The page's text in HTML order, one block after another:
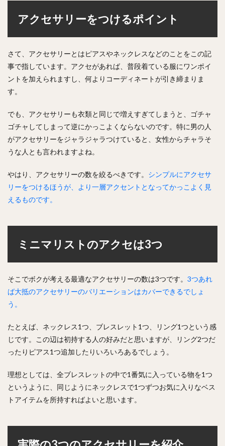
アクセサリーをつけるポイント
さて、アクセサリーとはピアスやネックレスなどのことをこの記
事で指しています。アクセがあれば、普段着ている服にワンポイ
ントを加えられますし、何よりコーディネートが引き締まりま
す。
でも、アクセサリーも衣類と同じで増えすぎてしまうと、ゴチャ
ゴチャしてしまって逆にかっこよくならないのです。 特に男の人
がアクセサリーをジャラジャラつけていると、女性からチャラそ
うな人とも言われますよね。
やはり、アクセサリーの数を絞るべきです。 シンプルにアクセサ
リーをつけるほうが、より一層アクセントとなってかっこよく見
えるものです。
ミニマリストのアクセは3つ
そこでボクが考える最適なアクセサリーの数は3つです。 3つあれ
ば大抵のアクセサリーのバリエーションはカバーできるでしょ
う。
たとえば、ネックレス1つ、ブレスレット1つ、リング1つという感
じです。この辺は初持する人の好みだと思いますが、リング2つだ
ったりピアス1つ追加したりいろいろあるでしょう。
理想としては、全ブレスレットの中で1番気に入っている物を1つ
というように、同じようにネックレスで1つずつお気に入りなベス
トアイテムを所持すればよいと思います。